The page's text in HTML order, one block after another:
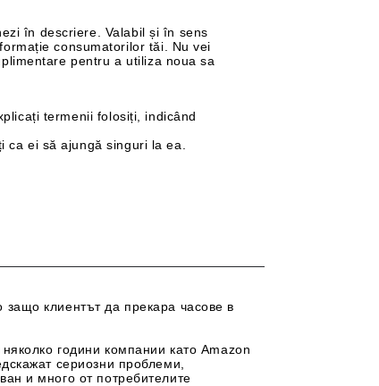
în descriere. Valabil și în sens
consumatorilor tăi. Nu vei
pentru a utiliza noua sa
termenii folosiți, indicând
ei să ajungă singuri la ea.
клиентът да прекара часове в
години компании като Amazon
сериозни проблеми,
и много от потребителите